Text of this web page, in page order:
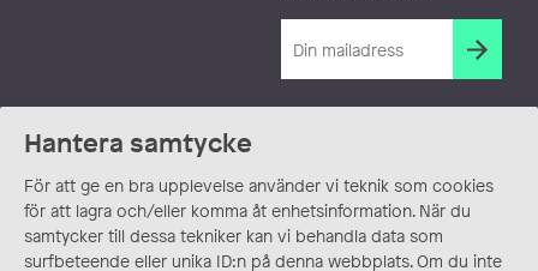
Hantera samtycke
För att ge en bra upplevelse använder vi teknik som cookies
för att lagra och/eller komma åt enhetsinformation. När du
samtycker till dessa tekniker kan vi behandla data som
surfbeteende eller unika ID:n på denna webbplats. Om du inte